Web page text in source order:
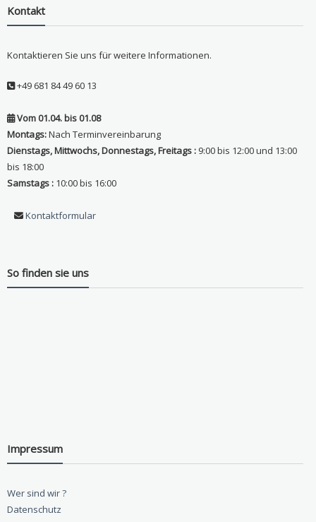
Kontakt
Kontaktieren Sie uns für weitere Informationen.
+49 681 84 49 60 13
Vom 01.04. bis 01.08
Montags:Nach Terminvereinbarung
Dienstags, Mittwochs, Donnestags, Freitags : 9:00 bis 12:00 und 13:00
bis 18:00
Samstags : 10:00 bis 16:00
Kontaktformular
So finden sie uns
Impressum
Wer sind wir ?
Datenschutz